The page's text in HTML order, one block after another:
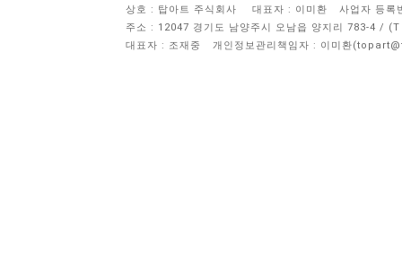
상호 : 탑아트 주식회사 대표자 : 이미환
사업자 등록
주소 : 12047 경기도 남양주시 오남읍 양지리 783-4 /
대표자 : 조재중
개인정보관리책임자 : 이미환